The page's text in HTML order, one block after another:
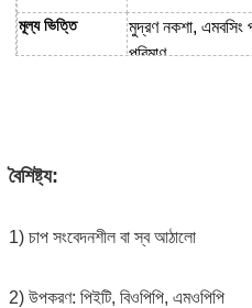
মূল্য ভিত্তি
মুদ্রণ নকশা, এমবসিং
পরিমাণ
বৈশিষ্ট্য:
1) চাপ সংবেদনশীল বা স্ব আঠালো
2) উপকরণ: পিইটি, বিওপিপি, এমওপিপি